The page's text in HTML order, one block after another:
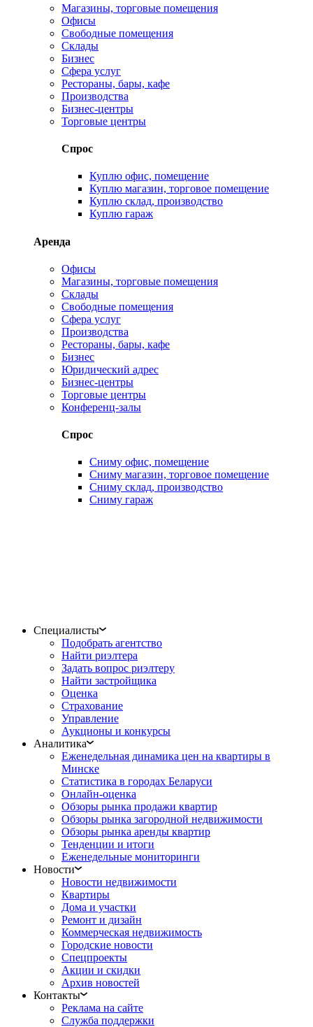
Магазины, торговые помещения
Офисы
Свободные помещения
Склады
Бизнес
Сфера услуг
Рестораны, бары, кафе
Производства
Бизнес-центры
Торговые центры
Спрос
Куплю офис, помещение
Куплю магазин, торговое помещение
Куплю склад, производство
Куплю гараж
Аренда
Офисы
Магазины, торговые помещения
Склады
Свободные помещения
Сфера услуг
Производства
Рестораны, бары, кафе
Бизнес
Юридический адрес
Бизнес-центры
Торговые центры
Конференц-залы
Спрос
Сниму офис, помещение
Сниму магазин, торговое помещение
Сниму склад, производство
Сниму гараж
Специалисты
Подобрать агентство
Найти риэлтера
Задать вопрос риэлтеру
Найти застройщика
Оценка
Страхование
Управление
Аукционы и конкурсы
Аналитика
Еженедельная динамика цен на квартиры в
Минске
Статистика в городах Беларуси
Онлайн-оценка
Обзоры рынка продажи квартир
Обзоры рынка загородной недвижимости
Обзоры рынка аренды квартир
Тенденции и итоги
Еженедельные мониторинги
Новости
Новости недвижимости
Квартиры
Дома и участки
Ремонт и дизайн
Коммерческая недвижимость
Городские новости
Спецпроекты
Акции и скидки
Архив новостей
Контакты
Реклама на сайте
Служба поддержки